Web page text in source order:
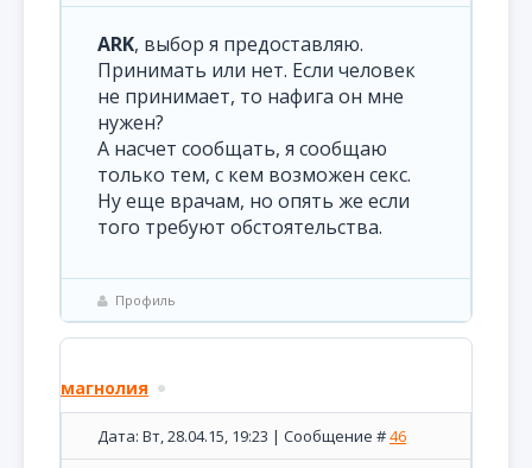
ARK, выбор я предоставляю.
Принимать или нет. Если человек
не принимает, то нафига он мне
нужен?
А насчет сообщать, я сообщаю
только тем, с кем возможен секс.
Ну еще врачам, но опять же если
того требуют обстоятельства.
Профиль
магнолия
Дата: Вт, 28.04.15, 19:23 | Сообщение #46